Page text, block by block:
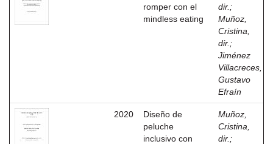
romper con el
mindless eating
dir. ;
Muñoz,
Cristina,
dir. ;
Jiménez
Villacreces,
Gustavo
Efraín
2020
Diseño de
peluche
inclusivo con
Muñoz,
Cristina,
dir. ;